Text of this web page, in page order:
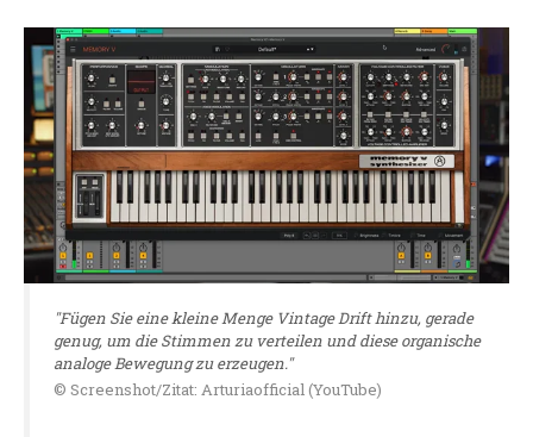
"Fügen Sie eine kleine Menge Vintage Drift hinzu, gerade
genug, um die Stimmen zu verteilen und diese organische
analoge Bewegung zu erzeugen."
© Screenshot/Zitat: Arturiaofficial (YouTube)